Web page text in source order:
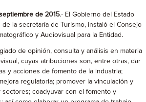
de 2015.- El Gobierno del Estado
de la secretaría de Turismo, instaló el Consejo
y Audiovisual para la Entidad.
de opinión, consulta y análisis en materia
cuyas atribuciones son, entre otras, dar
y acciones de fomento de la industria;
regulatoria; promover la vinculación y
coadyuvar con el fomento y